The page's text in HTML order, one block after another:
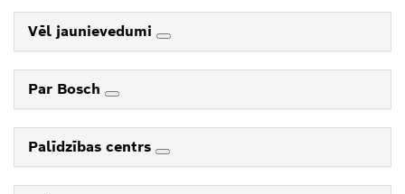
Vēl jaunievedumi
Par Bosch
Palīdzības centrs